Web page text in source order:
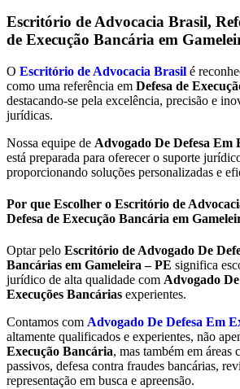
Escritório de Advocacia Brasil,
de Execução Bancária em
O Escritório de Advocacia Brasil é
como uma referência em Defesa de
destacando-se pela excelência, precisão e
jurídicas.
Nossa equipe de Advogado De Defesa Em
está preparada para oferecer o suporte
proporcionando soluções personalizadas e
Por que Escolher o Escritório de
Defesa de Execução Bancária em
Optar pelo Escritório de Advogado De
Bancárias em Gameleira – PE significa
jurídico de alta qualidade com Advogado
Execuções Bancárias experientes.
Contamos com Advogado De Defesa Em
altamente qualificados e experientes, não
Execução Bancária, mas também em áreas
passivos, defesa contra fraudes bancárias,
representação em busca e apreensão.